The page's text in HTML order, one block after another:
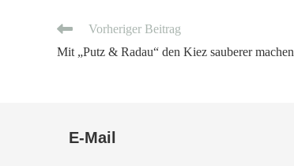
Vorheriger Beitrag
Mit „Putz & Radau“ den Kiez sauberer machen
E-Mail